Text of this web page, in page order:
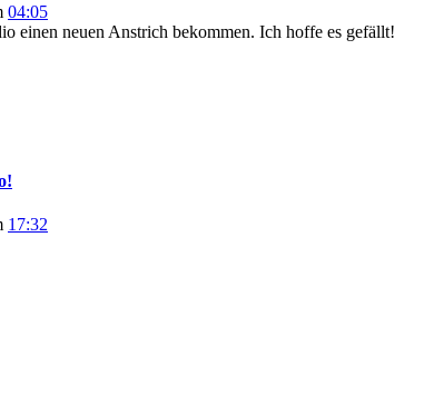
04:05
einen neuen Anstrich bekommen. Ich hoffe es gefällt!
17:32